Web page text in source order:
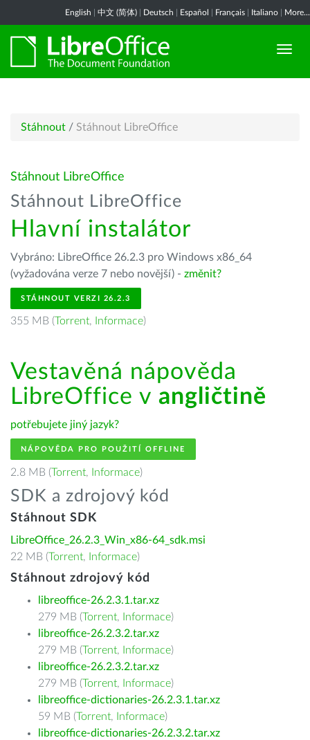
English 中文 (简体) Deutsch Español Français Italiano More...
Stáhnout / Stáhnout LibreOffice
Stáhnout LibreOffice
Stáhnout LibreOffice
Hlavní instalátor
Vybráno: LibreOffice 26.2.3 pro Windows x86_64
(vyžadována verze 7 nebo novější) - změnit?
STÁHNOUT VERZI 26.2.3
355 MB (Torrent, Informace)
Vestavěná nápověda
LibreOffice v angličtině
potřebujete jiný jazyk?
NÁPOVĚDA PRO POUŽITÍ OFFLINE
2.8 MB (Torrent, Informace)
SDK a zdrojový kód
Stáhnout SDK
LibreOffice_26.2.3_Win_x86-64_sdk.msi
22 MB (Torrent, Informace)
Stáhnout zdrojový kód
libreoffice-26.2.3.1.tar.xz
279 MB (Torrent, Informace)
libreoffice-26.2.3.2.tar.xz
279 MB (Torrent, Informace)
libreoffice-26.2.3.2.tar.xz
279 MB (Torrent, Informace)
libreoffice-dictionaries-26.2.3.1.tar.xz
59 MB (Torrent, Informace)
libreoffice-dictionaries-26.2.3.2.tar.xz